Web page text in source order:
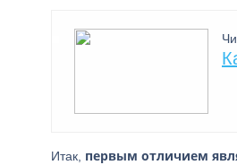
Итак, первым отличием